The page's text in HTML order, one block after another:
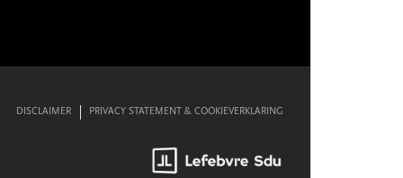
DISCLAIMER PRIVACY STATEMENT & COOKIEVERKLARING